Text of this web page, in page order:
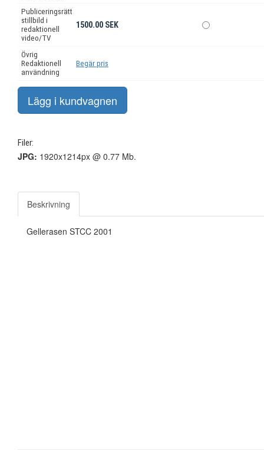
Publiceringsrätt
stillbild i
redaktionell
video/TV
1500.00 SEK
Övrig
Redaktionell
användning
Begär pris
Filer:
JPG: 1920x1214px @ 0.77 Mb.
Beskrivning
Gellerasen STCC 2001